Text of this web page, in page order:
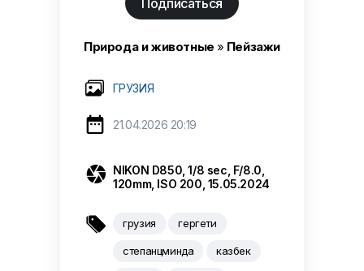
Подписаться
Природа и животные » Пейзажи
ГРУЗИЯ
 21.04.2026 20:19
 NIKON D850, 1/8 sec, F/8.0,
120mm, ISO 200, 15.05.2024
 грузия гергети
степанцминда казбек